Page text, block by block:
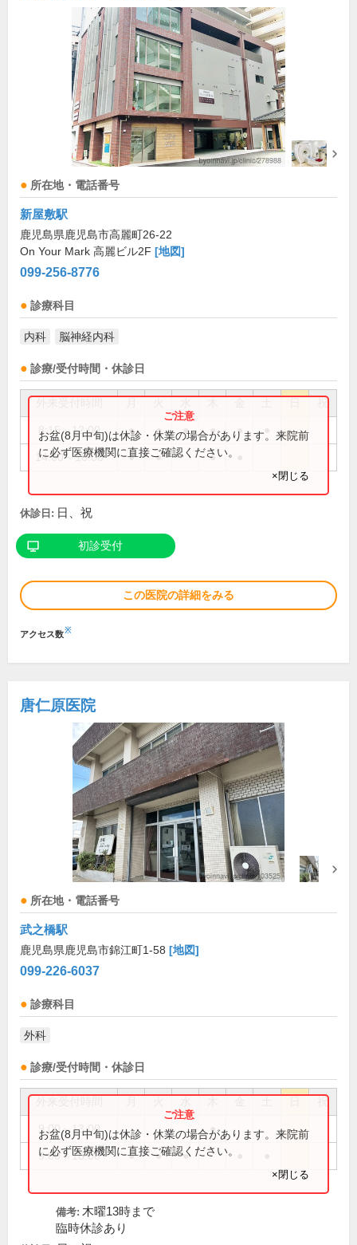
所在地・電話番号
新屋敷駅
鹿児島県鹿児島市高麗町26-22
On Your Mark 高麗ビル2F [地図]
099-256-8776
診療科目
内科 脳神経内科
診療/受付時間・休診日
祝
8:15～12:00 ● ● ● ● ●
14:00～18:00 ● ● ●
お盆(8月中旬)は休診・休業の場合があります。来院前
に必ず医療機関に直接ご確認ください。
×閉じる
休診日: 日、祝
初診受付
この医院の詳細をみる
アクセス数※
唐仁原医院
所在地・電話番号
武之橋駅
鹿児島県鹿児島市錦江町1-58 [地図]
099-226-6037
診療科目
外科
診療/受付時間・休診日
祝
9:00～13:00 ●
9:00～18:00 ● ● ●
お盆(8月中旬)は休診・休業の場合があります。来院前
に必ず医療機関に直接ご確認ください。
×閉じる
備考: 木曜13時まで
臨時休診あり